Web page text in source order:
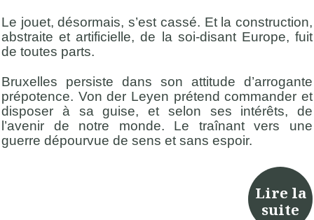
Le jouet, désormais, s’est cassé. Et la construction,
abstraite et artificielle, de la soi-disant Europe, fuit
de toutes parts.
Bruxelles persiste dans son attitude d’arrogante
prépotence. Von der Leyen prétend commander et
disposer à sa guise, et selon ses intérêts, de
l’avenir de notre monde. Le traînant vers une
guerre dépourvue de sens et sans espoir.
Lire la
suite